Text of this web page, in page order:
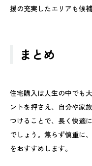
援の充実したエリアも候
まとめ
住宅購入は人生の中でも
ントを押さえ、自分や家
つけることで、長く快適
でしょう。焦らず慎重に
をおすすめします。